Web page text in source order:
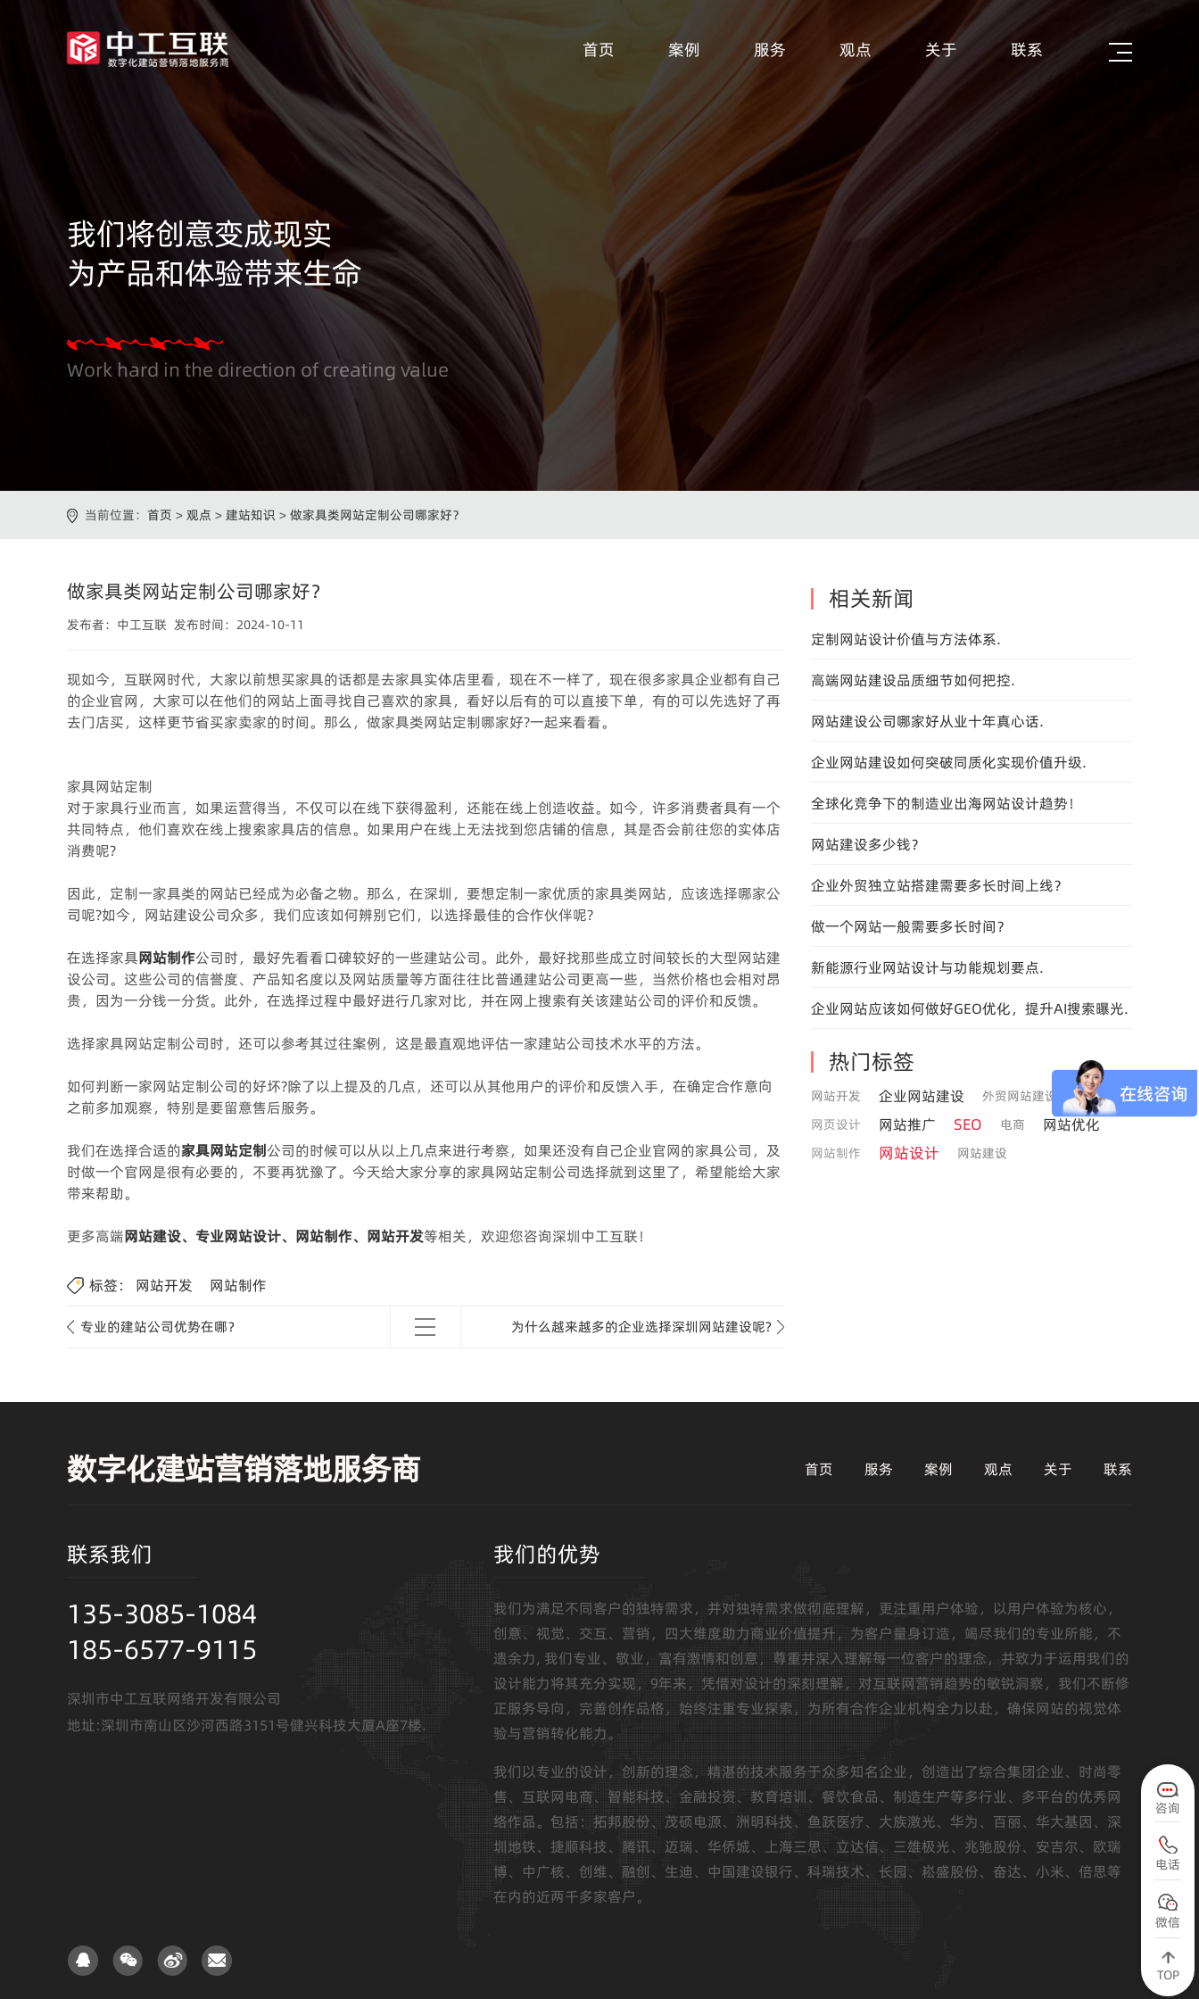
首页 案例 服务 观点 关于 联系
我们将创意变成现实
为产品和体验带来生命
Work hard in the direction of creating value
当前位置： 首页 > 观点 > 建站知识 > 做家具类网站定制公司哪家好？
做家具类网站定制公司哪家好？
发布者：中工互联 发布时间：2024-10-11
现如今，互联网时代，大家以前想买家具的话都是去家具实体店里看，现在不一样了，现在很多家具企业都有自己
的企业官网，大家可以在他们的网站上面寻找自己喜欢的家具，看好以后有的可以直接下单，有的可以先选好了再
去门店买，这样更节省买家卖家的时间。那么，做家具类网站定制哪家好?一起来看看。
家具网站定制
对于家具行业而言，如果运营得当，不仅可以在线下获得盈利，还能在线上创造收益。如今，许多消费者具有一个
共同特点，他们喜欢在线上搜索家具店的信息。如果用户在线上无法找到您店铺的信息，其是否会前往您的实体店
消费呢?
因此，定制一家具类的网站已经成为必备之物。那么，在深圳，要想定制一家优质的家具类网站，应该选择哪家公
司呢?如今，网站建设公司众多，我们应该如何辨别它们，以选择最佳的合作伙伴呢?
在选择家具网站制作公司时，最好先看看口碑较好的一些建站公司。此外，最好找那些成立时间较长的大型网站建
设公司。这些公司的信誉度、产品知名度以及网站质量等方面往往比普通建站公司更高一些，当然价格也会相对昂
贵，因为一分钱一分货。此外，在选择过程中最好进行几家对比，并在网上搜索有关该建站公司的评价和反馈。
选择家具网站定制公司时，还可以参考其过往案例，这是最直观地评估一家建站公司技术水平的方法。
如何判断一家网站定制公司的好坏?除了以上提及的几点，还可以从其他用户的评价和反馈入手，在确定合作意向
之前多加观察，特别是要留意售后服务。
我们在选择合适的家具网站定制公司的时候可以从以上几点来进行考察，如果还没有自己企业官网的家具公司，及
时做一个官网是很有必要的，不要再犹豫了。今天给大家分享的家具网站定制公司选择就到这里了，希望能给大家
带来帮助。
更多高端网站建设、专业网站设计、网站制作、网站开发等相关，欢迎您咨询深圳中工互联！
标签： 网站开发 网站制作
专业的建站公司优势在哪？ 为什么越来越多的企业选择深圳网站建设呢?
相关新闻
定制网站设计价值与方法体系.
高端网站建设品质细节如何把控.
网站建设公司哪家好从业十年真心话.
企业网站建设如何突破同质化实现价值升级.
全球化竞争下的制造业出海网站设计趋势！
网站建设多少钱？
企业外贸独立站搭建需要多长时间上线？
做一个网站一般需要多长时间？
新能源行业网站设计与功能规划要点.
企业网站应该如何做好GEO优化，提升AI搜索曝光.
热门标签
网站开发 企业网站建设
外贸网站建设
网页设计
网站推广 SEO 电商 网站优化
网站制作 网站设计 网站建设
数字化建站营销落地服务商 首页 服务 案例 观点 关于 联系
联系我们
135-3085-1084
185-6577-9115
深圳市中工互联网络开发有限公司
地址:深圳市南山区沙河西路3151号健兴科技大厦A座7楼.
我们的优势
我们为满足不同客户的独特需求，并对独特需求做彻底理解，更注重用户体验，以用户体验为核心，
创意、视觉、交互、营销，四大维度助力商业价值提升，为客户量身订造，竭尽我们的专业所能，不
遗余力, 我们专业、敬业，富有激情和创意，尊重并深入理解每一位客户的理念，并致力于运用我们的
设计能力将其充分实现，9年来，凭借对设计的深刻理解，对互联网营销趋势的敏锐洞察，我们不断修
正服务导向，完善创作品格，始终注重专业探索，为所有合作企业机构全力以赴，确保网站的视觉体
验与营销转化能力。
我们以专业的设计，创新的理念，精湛的技术服务于众多知名企业，创造出了综合集团企业、时尚零
售、互联网电商、智能科技、金融投资、教育培训、餐饮食品、制造生产等多行业、多平台的优秀网
络作品。包括：拓邦股份、茂硕电源、洲明科技、鱼跃医疗、大族激光、华为、百丽、华大基因、深
圳地铁、捷顺科技、腾讯、迈瑞、华侨城、上海三思、立达信、三雄极光、兆驰股份、安吉尔、欧瑞
博、中广核、创维、融创、生迪、中国建设银行、科瑞技术、长园、崧盛股份、奋达、小米、倍思等
在内的近两千多家客户。
咨询
电话
微信
TOP